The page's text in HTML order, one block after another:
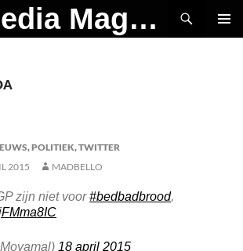
MAD Media Magazine
,POLITIEK,TWITTER
2015 MADBELLO
zijn niet voor#bedbadbrood,
18 april 2015